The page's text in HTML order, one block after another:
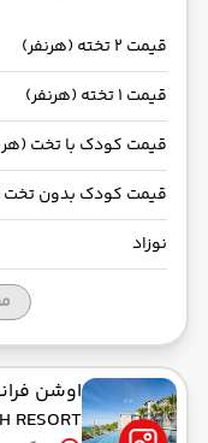
قیمت 2 تخته (هرنفر)
قیمت 1 تخته (هرنفر)
قیمت کودک با تخت (هر
قیمت کودک بدون تخت
نوزاد
اوشن
RESORT